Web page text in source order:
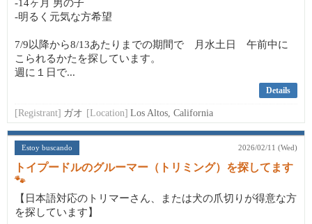
-14ヶ月 男の子
-明るく元気な方希望
7/9以降から8/13あたりまでの期間で 月水土日 午前中に
こられるかたを探しています。
週に１日で...
Details
[Registrant] ガオ [Location] Los Altos, California
Estoy buscando 2026/02/11 (Wed)
トイプードルのグルーマー（トリミング）を探してます
🐾
【日本語対応のトリマーさん、または犬の爪切りが得意な方
を探しています】